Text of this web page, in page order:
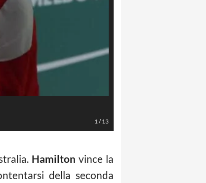
1/13
Hamiltonvince la
della seconda